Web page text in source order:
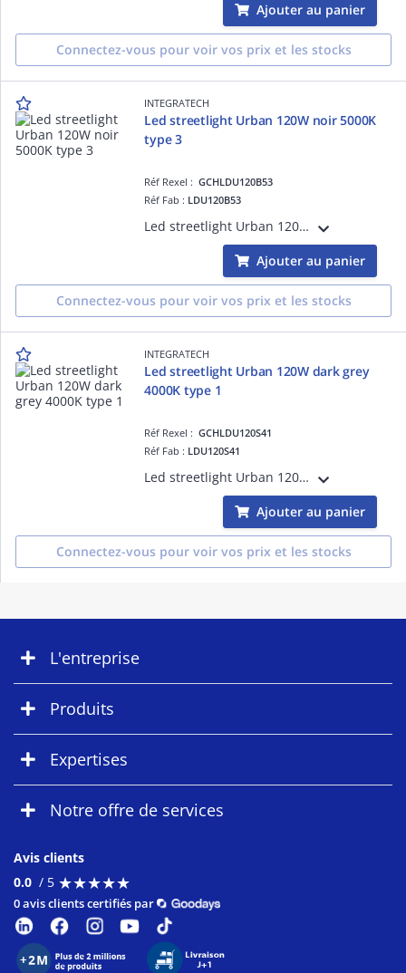
Ajouter au panier
Connectez-vous pour voir vos prix et les stocks
INTEGRATECH
Led streetlight Urban 120W noir 5000K
type 3
Réf Rexel :GCHLDU120B53
Réf Fab : LDU120B53
Led streetlight Urban 120W noir 5000K type 3, mode de pose:montage vertical/latéral, classe I, IK10, IP66, puiss.:28 W, flux:13500lm, L70/B50:147568 h, L80/B10:75000 h, efficience:112,5lm/W
Ajouter au panier
Connectez-vous pour voir vos prix et les stocks
INTEGRATECH
Led streetlight Urban 120W dark grey
4000K type 1
Réf Rexel :GCHLDU120S41
Réf Fab : LDU120S41
Led streetlight Urban 120W dark grey 4000K type 1, mode de pose:montage vertical/latéral, classe I, IK10, IP66, puiss.:120 W, flux:13500lm, L70/B50:147568 h, L80/B10:75000 h, efficience:112,5lm/W
Ajouter au panier
Connectez-vous pour voir vos prix et les stocks
L'entreprise
Produits
Expertises
Notre offre de services
Avis clients
0.0 / 5 ★★★★★
★★★★★
0 avis clients certifiés par